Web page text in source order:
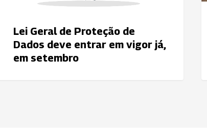
setembro
Lei Geral de Proteção de
Dados deve entrar em vigor já,
em setembro